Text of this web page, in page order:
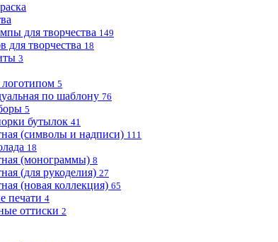
для творчества 149
творчества 18
3
5
по шаблону 76
5
бутылок 41
(символы и надписи) 111
18
(монограммы) 8
(для рукоделия) 27
(новая коллекция) 65
печати 4
оттиски 2